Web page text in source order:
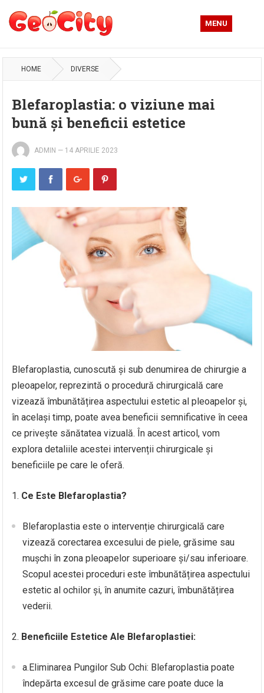
MENU
HOME DIVERSE
Blefaroplastia: o viziune mai
bună și beneficii estetice
ADMIN — 14 APRILIE 2023
Blefaroplastia, cunoscută și sub denumirea de chirurgie a
pleoapelor, reprezintă o procedură chirurgicală care
vizează îmbunătățirea aspectului estetic al pleoapelor și,
în același timp, poate avea beneficii semnificative în ceea
ce privește sănătatea vizuală. În acest articol, vom
explora detaliile acestei intervenții chirurgicale și
beneficiile pe care le oferă.
1. Ce Este Blefaroplastia?
Blefaroplastia este o intervenție chirurgicală care
vizează corectarea excesului de piele, grăsime sau
mușchi în zona pleoapelor superioare și/sau inferioare.
Scopul acestei proceduri este îmbunătățirea aspectului
estetic al ochilor și, în anumite cazuri, îmbunătățirea
vederii.
2. Beneficiile Estetice Ale Blefaroplastiei:
a.Eliminarea Pungilor Sub Ochi: Blefaroplastia poate
îndepărta excesul de grăsime care poate duce la